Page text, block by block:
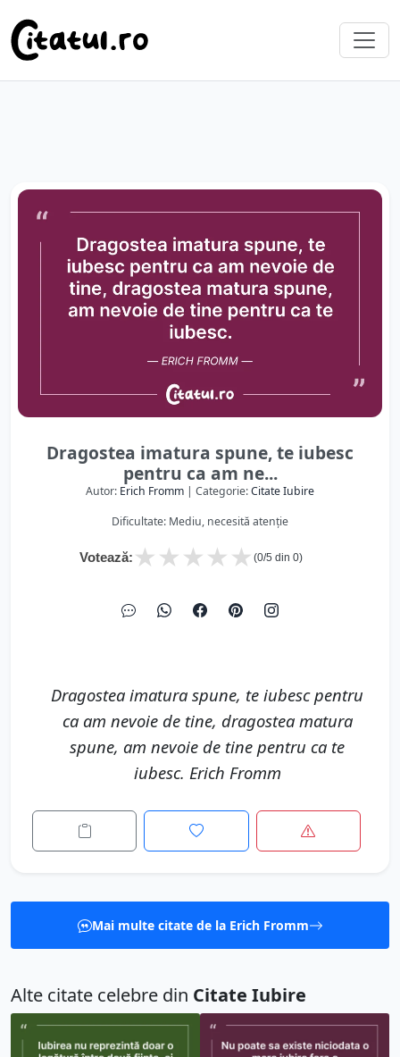
Dragostea imatura spune, te iubesc
pentru ca am ne...
Autor: Erich Fromm | Categorie:Citate Iubire
Dificultate: Mediu, necesită atenție
Votează: ★
★
★
★
★ (0/5 din 0)
Dragostea imatura spune, te iubesc pentru
ca am nevoie de tine, dragostea matura
spune, am nevoie de tine pentru ca te
iubesc. Erich Fromm
Mai multe citate de la Erich Fromm
Alte citate celebre din Citate Iubire